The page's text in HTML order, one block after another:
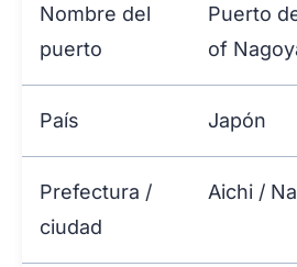
Nombre del
puerto
Puerto
of
País Japón
Prefectura /
ciudad
Aichi /